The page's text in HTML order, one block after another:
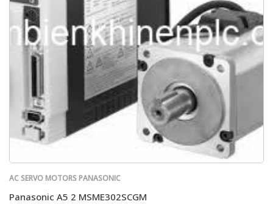
AC SERVO MOTORS PANASONIC
Panasonic A5 2 MSME302SCGM